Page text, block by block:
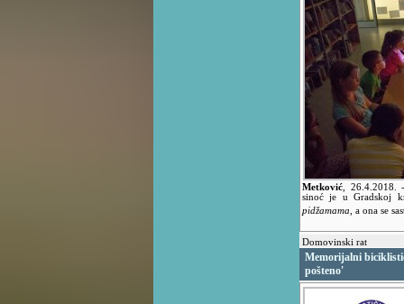
Metković 26.4.2018.
sinoć je u Gradskoj
pidžamama , a ona se
Domovinski rat
Memorijalni
pošteno'